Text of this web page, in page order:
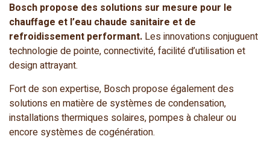
Bosch propose des solutions sur mesure pour le
chauffage et l’eau chaude sanitaire et de
refroidissement performant. Les innovations conjuguent
technologie de pointe, connectivité, facilité d’utilisation et
design attrayant.
Fort de son expertise, Bosch propose également des
solutions en matière de systèmes de condensation,
installations thermiques solaires, pompes à chaleur ou
encore systèmes de cogénération.